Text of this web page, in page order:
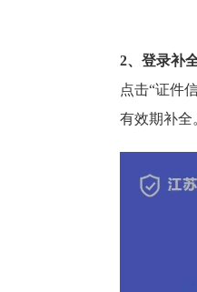
2、登录补
点击“证件
有效期补全